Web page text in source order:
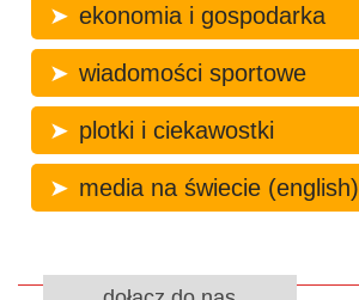
ekonomia i gospodarka
wiadomości sportowe
plotki i ciekawostki
media na świecie (english)